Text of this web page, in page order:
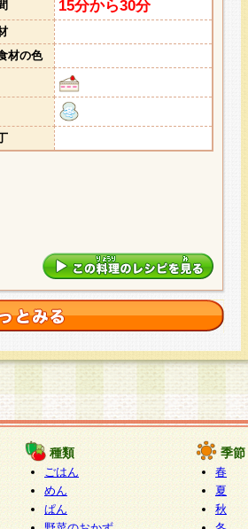
15分から30分
材の色
種類
ごはん
めん
ぱん
季節
春
夏
秋